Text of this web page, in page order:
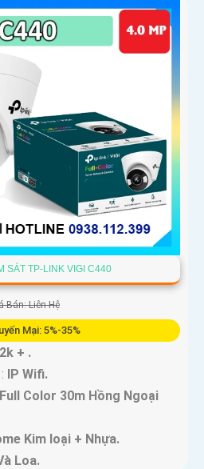
SÁT TP-LINK VIGI C440
Bán: Liên Hệ
Mại: 5%-35%
+ .
IP Wifi.
Full Color 30m Hồng Ngoại
Kim loại + Nhựa.
Loa.